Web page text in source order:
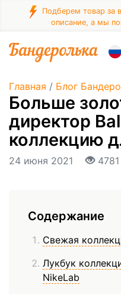
Подберем товар за
описание, а мы
Главная / Блог
​Больше
директор
коллекцию
24 июня 2021 4781
Содержание
Свежая
Лукбук
NikeLab